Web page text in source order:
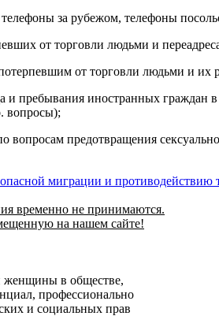
за рубежом, телефоны
от торговли людьми и
от торговли людьми и их
и пребывания иностранных граждан
вопросы);
вопросам предотвращения
миграции и противодействию
временно не принимаются.
на нашем сайте!
в обществе,
профессионально
и социальных прав